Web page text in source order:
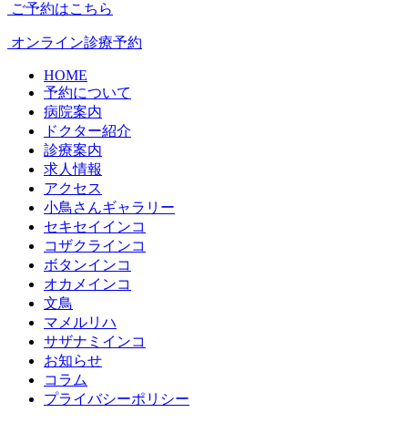
ご予約はこちら
オンライン診療予約
HOME
予約について
病院案内
ドクター紹介
診療案内
求人情報
アクセス
小鳥さんギャラリー
セキセイインコ
コザクラインコ
ボタンインコ
オカメインコ
文鳥
マメルリハ
サザナミインコ
お知らせ
コラム
プライバシーポリシー